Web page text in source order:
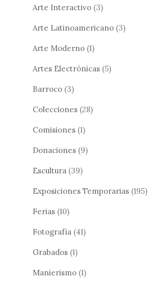
Arte Interactivo (3)
Arte Latinoamericano (3)
Arte Moderno (1)
Artes Electrónicas (5)
Barroco (3)
Colecciones (28)
Comisiones (1)
Donaciones (9)
Escultura (39)
Exposiciones Temporarias (195)
Ferias (10)
Fotografía (41)
Grabados (1)
Manierismo (1)